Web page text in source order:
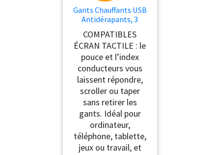
Gants Chauffants USB
Antidérapants, 3
Réglables, Gant
Chauffant Tactile
Pouce/Index, Chauffe
Dos de Main & 5
Doigts, Câble 1,5 m 5V
Lavables Homme
Femme pour Cyclisme,
Ski, Extérieur
COMPATIBLES
ÉCRAN TACTILE : le
pouce et l’index
conducteurs vous
laissent répondre,
scroller ou taper
sans retirer les
gants. Idéal pour
ordinateur,
téléphone, tablette,
jeux ou travail, et